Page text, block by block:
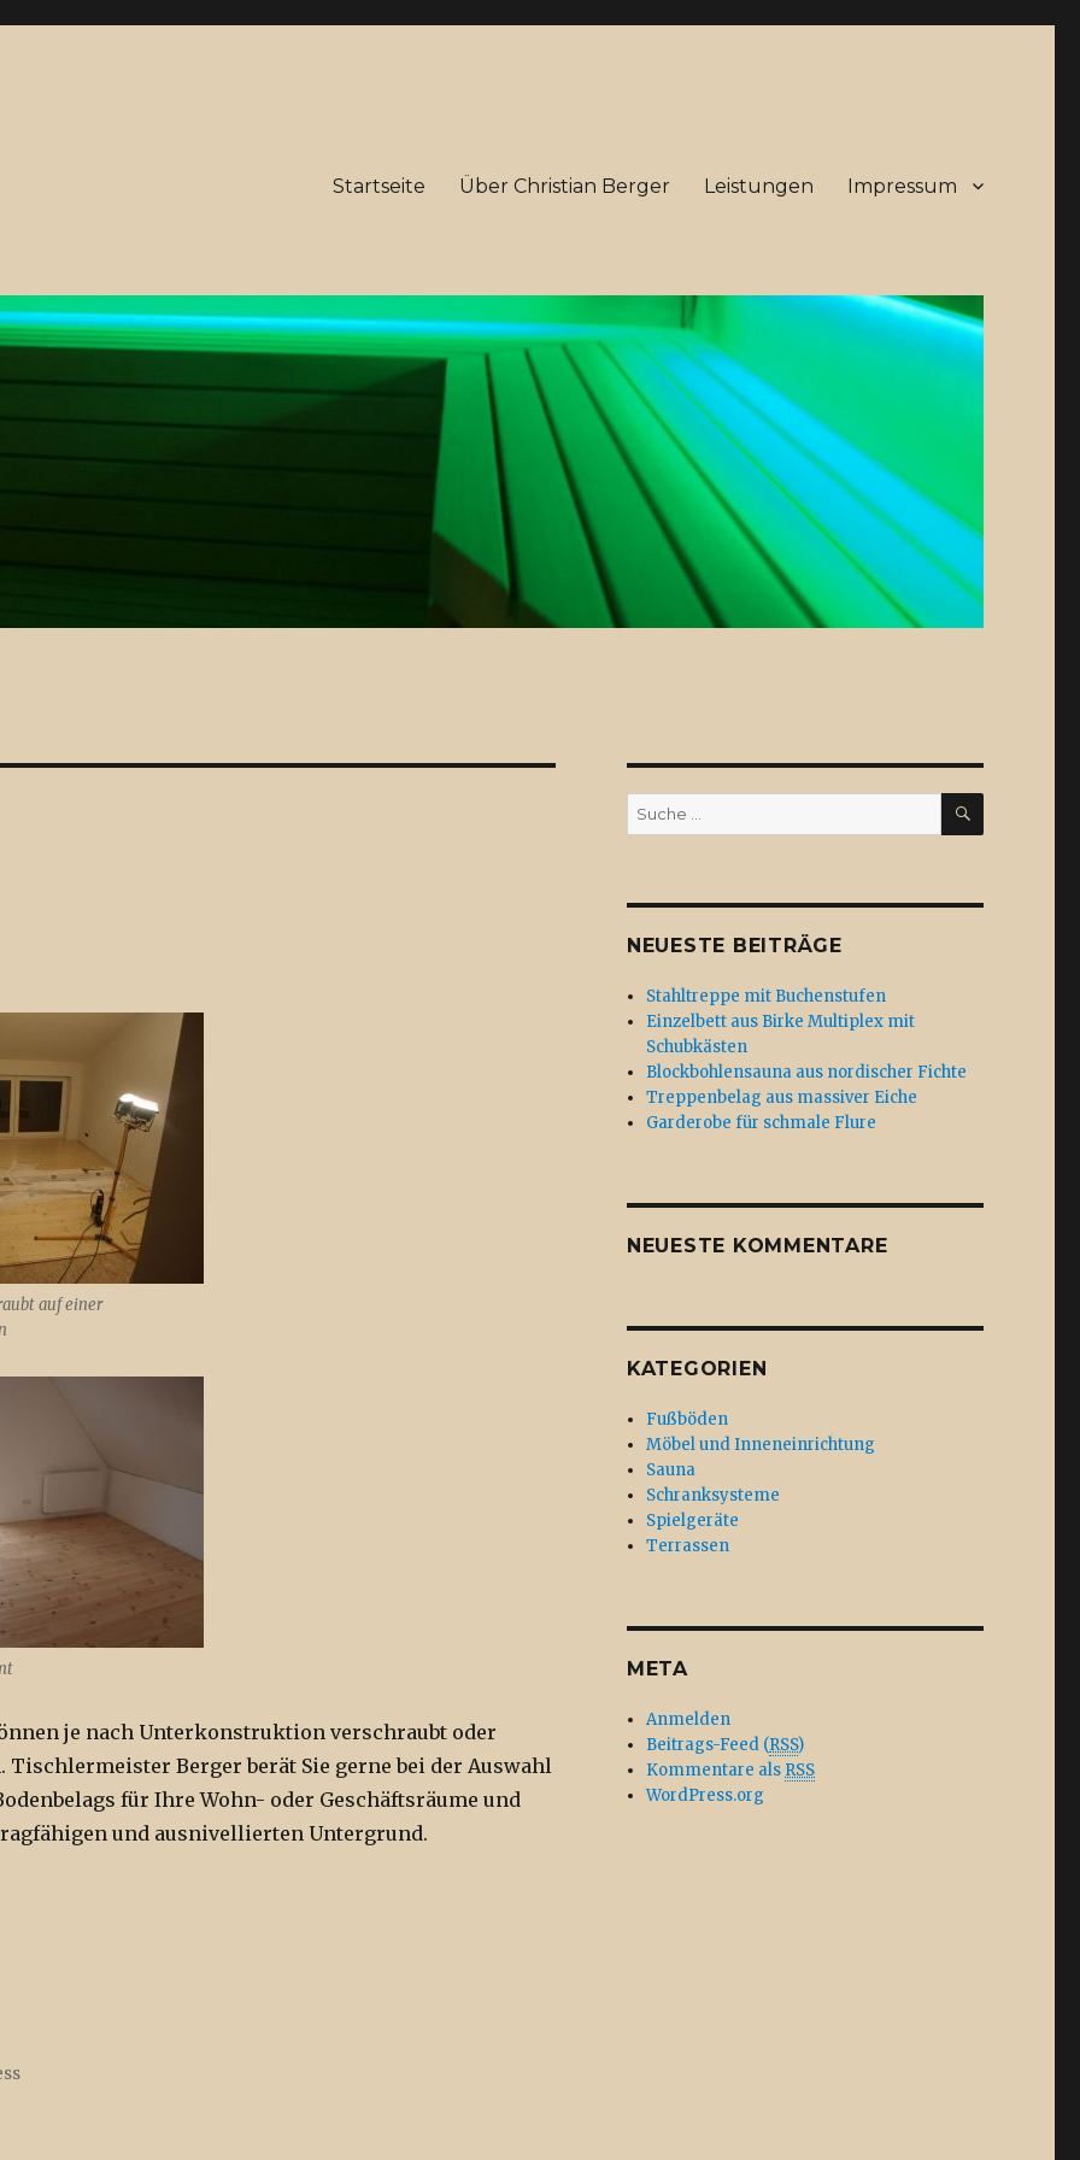
Startseite Über Christian Berger Leistungen Impressum
auf einer
je nach Unterkonstruktion verschraubt oder
Tischlermeister Berger berät Sie gerne bei der Auswahl
für Ihre Wohn- oder Geschäftsräume und
und ausnivellierten Untergrund.
Suche
nach:
SUCHE
NEUESTE BEITRÄGE
Stahltreppe mit Buchenstufen
Einzelbett aus Birke Multiplex mit
Schubkästen
Blockbohlensauna aus nordischer Fichte
Treppenbelag aus massiver Eiche
Garderobe für schmale Flure
NEUESTE KOMMENTARE
KATEGORIEN
Fußböden
Möbel und Inneneinrichtung
Sauna
Schranksysteme
Spielgeräte
Terrassen
META
Anmelden
Beitrags-Feed (RSS)
Kommentare als RSS
WordPress.org